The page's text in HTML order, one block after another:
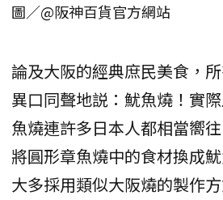
圖／@阪神百貨官方網站
論及大阪的經典庶民美食，
異口同聲地説：魷魚燒！實
魚燒連許多日本人都相當嚮
將圓形章魚燒中的食材換成
大多採用類似大阪燒的製作